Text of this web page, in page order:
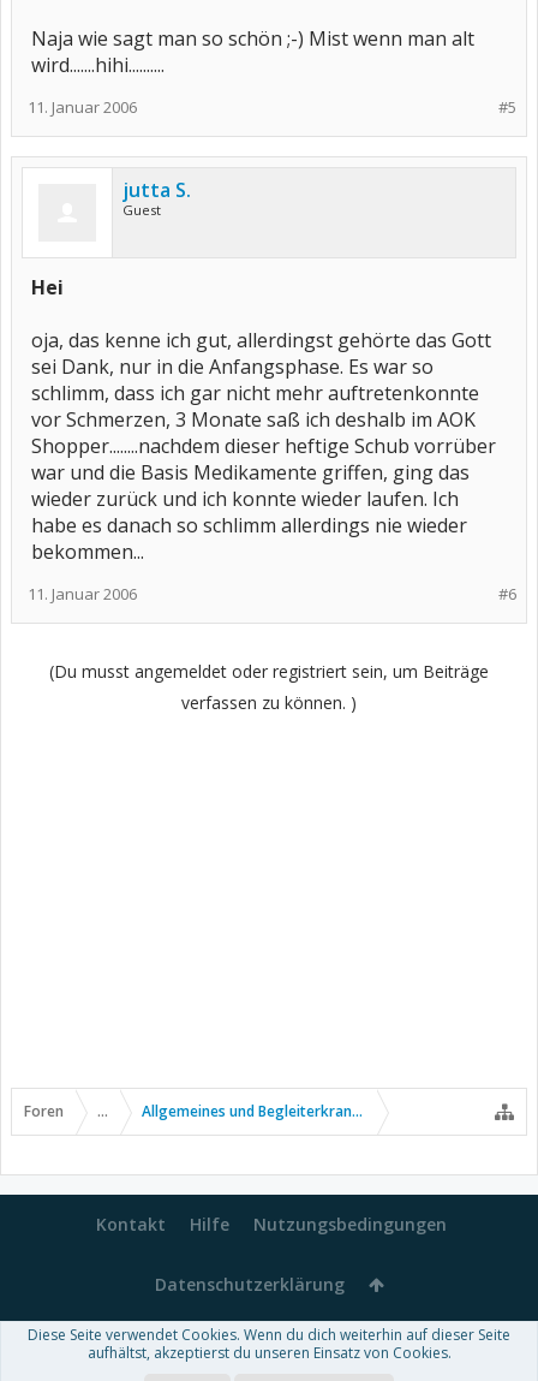
Naja wie sagt man so schön ;-) Mist wenn man alt
wird.......hihi..........
#5
11. Januar 2006
jutta S.
Guest
Hei
oja, das kenne ich gut, allerdingst gehörte das Gott
sei Dank, nur in die Anfangsphase. Es war so
schlimm, dass ich gar nicht mehr auftretenkonnte
vor Schmerzen, 3 Monate saß ich deshalb im AOK
Shopper........nachdem dieser heftige Schub vorrüber
war und die Basis Medikamente griffen, ging das
wieder zurück und ich konnte wieder laufen. Ich
habe es danach so schlimm allerdings nie wieder
bekommen...
#6
11. Januar 2006
(Du musst angemeldet oder registriert sein, um Beiträge
verfassen zu können. )
Foren ... Allgemeines und Begleiterkrankungen
Kontakt Hilfe Nutzungsbedingungen
Datenschutzerklärung
Forum software by XenForo™-Deutsch von xenDach
Diese Seite verwendet Cookies. Wenn du dich weiterhin auf dieser Seite
aufhältst, akzeptierst du unseren Einsatz von Cookies.